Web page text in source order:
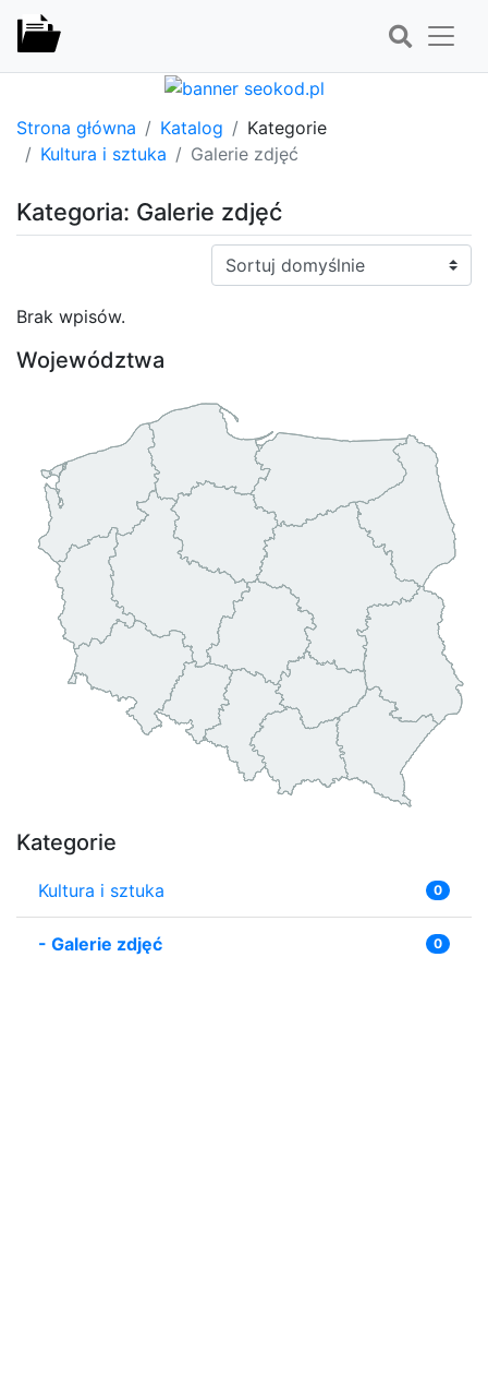
Strona główna Katalog
Kategorie
Kultura i sztuka
Galerie zdjęć
Kategoria: Galerie zdjęć
Sortuj:
Brak wpisów.
Województwa
Kategorie
Kultura i sztuka 0
- Galerie zdjęć 0